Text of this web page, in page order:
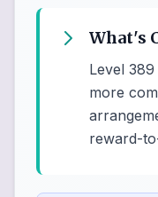
What's
Level
more
reward-